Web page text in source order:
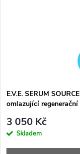
E.V.E. SERUM
omlazující
3 050 Kč
Skladem